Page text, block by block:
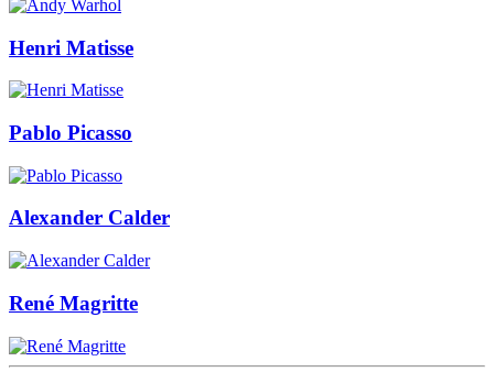
Henri Matisse
Pablo Picasso
Alexander Calder
René Magritte